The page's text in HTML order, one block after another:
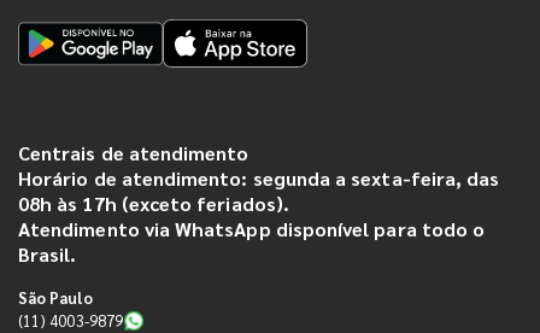
Centrais de atendimento
Horário de atendimento: segunda a sexta-feira, das
08h às 17h (exceto feriados).
Atendimento via WhatsApp disponível para todo o
Brasil.
São Paulo
(11) 4003-9879